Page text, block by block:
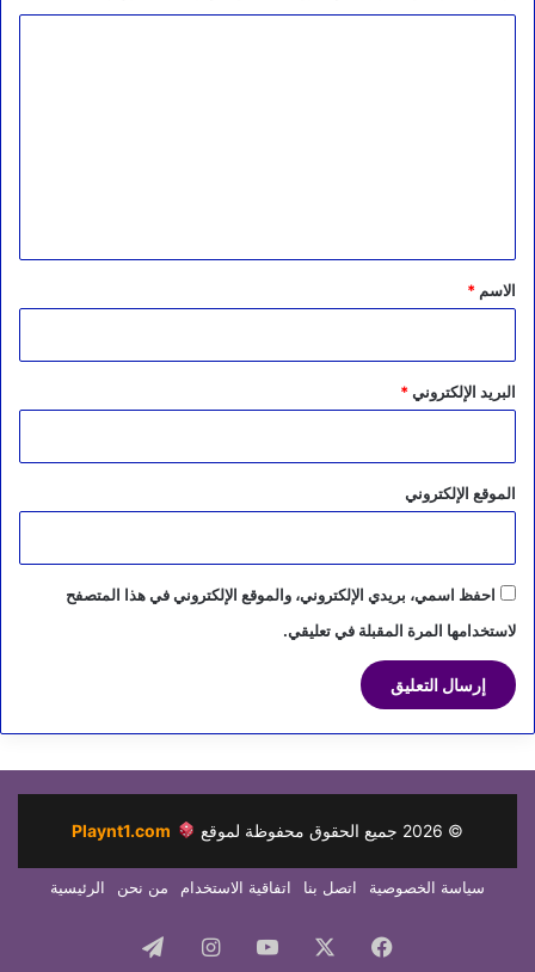
*
الاسم *
البريد الإلكتروني*
الموقع الإلكتروني
احفظ اسمي، بريدي الإلكتروني، والموقع الإلكتروني في هذا المتصفح
لاستخدامها المرة المقبلة في تعليقي.
©
2026 جميع الحقوق محفوظة لموقع Playnt1.com
سياسة الخصوصية اتصل بنا اتفاقية الاستخدام من نحن الرئيسية
فيسبوك ‫YouTubeانستقرامتيلقرام